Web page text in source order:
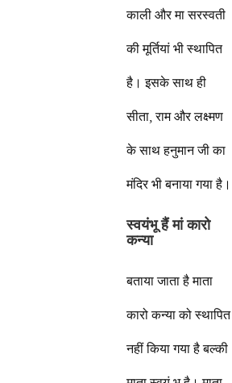
काली और मा सरस्वती
की मूर्तियां भी स्थापित
है। इसके साथ ही
सीता, राम और लक्ष्मण
के साथ हनुमान जी का
मंदिर भी बनाया गया है।
स्वयंभू हैं मां कारो
कन्या
बताया जाता है माता
कारो कन्या को स्थापित
नहीं किया गया है बल्की